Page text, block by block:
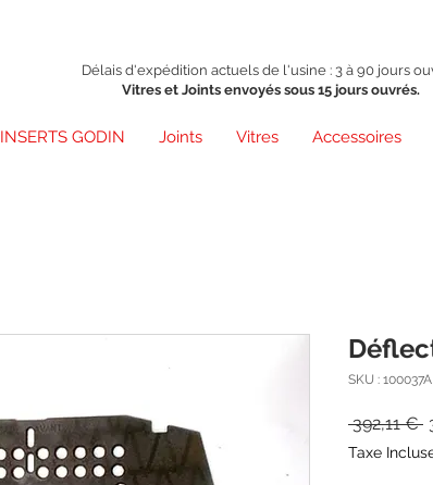
Délais d'expédition actuels de l'usine : 3 à 90 jours
Vitres et Joints envoyés sous 15 jours ouvrés.
INSERTS GODIN Joints Vitres Accessoires
SKU : 100037A
392,11 €
Taxe